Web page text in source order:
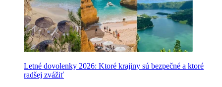
Letné dovolenky 2026: Ktoré krajiny sú bezpečné a ktoré
radšej zvážiť